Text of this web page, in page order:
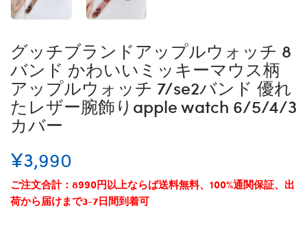
グッチブランドアップルウォッチ 8
バンド かわいいミッキーマウス柄
アップルウォッチ 7/se2バンド 優れ
たレザー腕飾りapple watch 6/5/4/3
カバー
¥3,990
ご注文合計：8990円以上ならば送料無料、100%通関保証、出
荷から届けまで3-7日間到着可